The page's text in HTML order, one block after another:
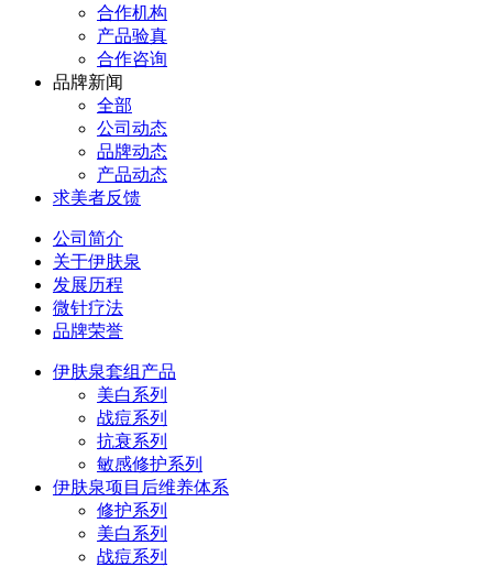
合作机构
产品验真
合作咨询
品牌新闻
全部
公司动态
品牌动态
产品动态
求美者反馈
公司简介
关于伊肤泉
发展历程
微针疗法
品牌荣誉
伊肤泉套组产品
美白系列
战痘系列
抗衰系列
敏感修护系列
伊肤泉项目后维养体系
修护系列
美白系列
战痘系列